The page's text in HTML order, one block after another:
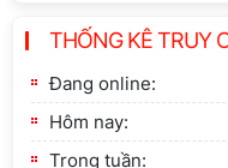
sinh đào tạo trình độ
THỐNG KÊ TRUY
Đang online:
Hôm nay:
Trong tuần: